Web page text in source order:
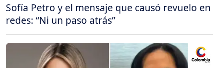
Sofía Petro y el mensaje que causó revuelo en
redes: “Ni un paso atrás”